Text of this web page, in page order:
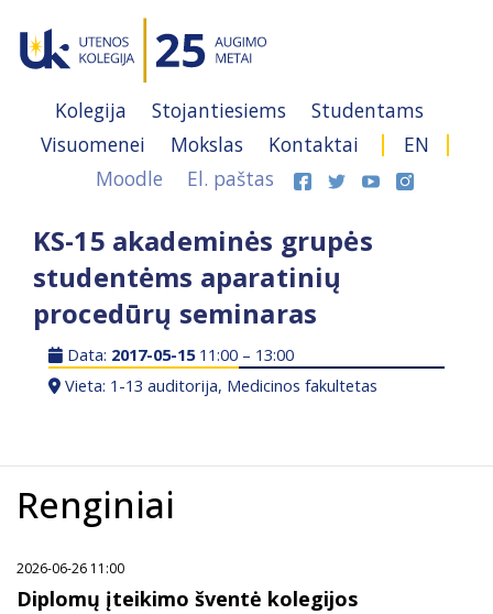
Kolegija Stojantiesiems
Studentams
Visuomenei
Mokslas Kontaktai
EN
Moodle
El. paštas
KS-15 akademinės grupės
studentėms aparatinių
procedūrų seminaras
Data: 2017-05-1511:00 – 13:00
Vieta: 1-13 auditorija, Medicinos fakultetas
Renginiai
2026-06-26 11:00
Diplomų įteikimo šventė kolegijos